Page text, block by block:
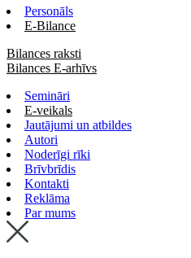
Personāls
E-Bilance
Bilances raksti
Bilances E-arhīvs
Semināri
E-veikals
Jautājumi un atbildes
Autori
Noderīgi rīki
Brīvbrīdis
Kontakti
Reklāma
Par mums